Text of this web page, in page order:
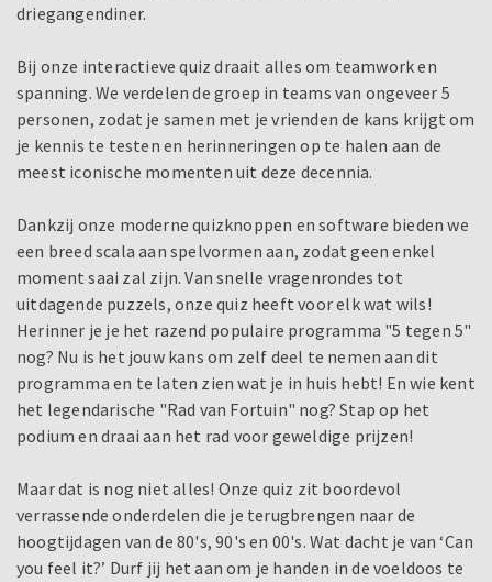
driegangendiner.
Bij onze interactieve quiz draait alles om teamwork en
spanning. We verdelen de groep in teams van ongeveer 5
personen, zodat je samen met je vrienden de kans krijgt om
je kennis te testen en herinneringen op te halen aan de
meest iconische momenten uit deze decennia.
Dankzij onze moderne quizknoppen en software bieden we
een breed scala aan spelvormen aan, zodat geen enkel
moment saai zal zijn. Van snelle vragenrondes tot
uitdagende puzzels, onze quiz heeft voor elk wat wils!
Herinner je je het razend populaire programma "5 tegen 5"
nog? Nu is het jouw kans om zelf deel te nemen aan dit
programma en te laten zien wat je in huis hebt! En wie kent
het legendarische "Rad van Fortuin" nog? Stap op het
podium en draai aan het rad voor geweldige prijzen!
Maar dat is nog niet alles! Onze quiz zit boordevol
verrassende onderdelen die je terugbrengen naar de
hoogtijdagen van de 80's, 90's en 00's. Wat dacht je van ‘Can
you feel it?’ Durf jij het aan om je handen in de voeldoos te